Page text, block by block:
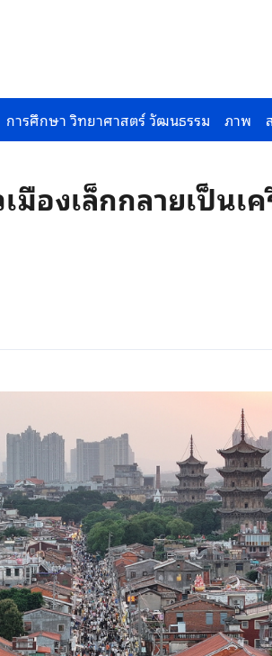
การศึกษา วิทยาศาสตร์ วัฒนธรรม ภาพ
มืองเล็กกลายเป็น